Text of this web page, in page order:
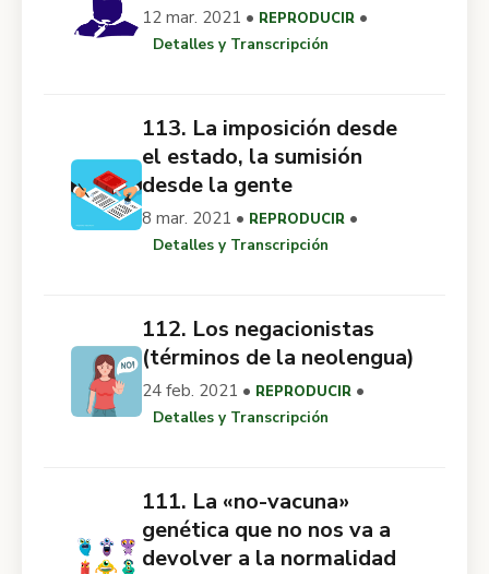
12 mar. 2021 • REPRODUCIR •
Detalles y Transcripción
113. La imposición desde
el estado, la sumisión
desde la gente
8 mar. 2021 • REPRODUCIR •
Detalles y Transcripción
112. Los negacionistas
(términos de la neolengua)
24 feb. 2021 • REPRODUCIR •
Detalles y Transcripción
111. La «no-vacuna»
genética que no nos va a
devolver a la normalidad